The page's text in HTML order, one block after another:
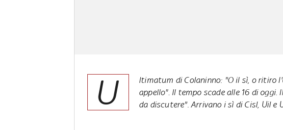
U
ltimatum di Colaninno: "O il sì, o ritiro
appello". Il tempo scade alle 16 di
da discutere". Arrivano i sì di Cisl, Uil e